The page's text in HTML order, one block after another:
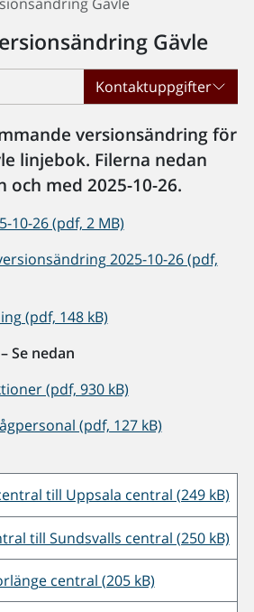
Gävle
Kontaktuppgifter
versionsändring för
linjebok. Filerna nedan
och med 2025-10-26.
10-26 (pdf, 2 MB)
2025-10-26 (pdf,
(pdf, 148 kB)
Se nedan
(pdf, 930 kB)
(pdf, 127 kB)
till Uppsala central (249 kB)
till Sundsvalls central (250 kB)
central (205 kB)